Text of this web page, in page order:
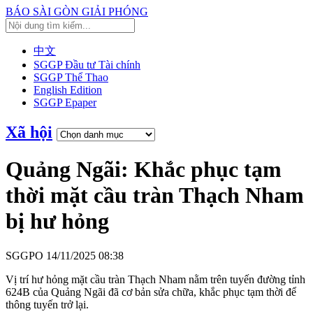
BÁO SÀI GÒN GIẢI PHÓNG
中文
SGGP Đầu tư Tài chính
SGGP Thể Thao
English Edition
SGGP Epaper
Xã hội
Quảng Ngãi: Khắc phục tạm
thời mặt cầu tràn Thạch Nham
bị hư hỏng
SGGPO 14/11/2025 08:38
Vị trí hư hỏng mặt cầu tràn Thạch Nham nằm trên tuyến đường tỉnh
624B của Quảng Ngãi đã cơ bản sửa chữa, khắc phục tạm thời để
thông tuyến trở lại.